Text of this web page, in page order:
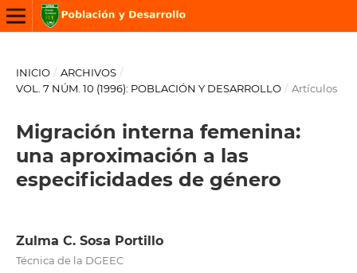
INICIO / ARCHIVOS /
VOL. 7 NÚM. 10 (1996): POBLACIÓN Y DESARROLLO / Artículos
Migración interna femenina:
una aproximación a las
especificidades de género
Zulma C. Sosa Portillo
Técnica de la DGEEC